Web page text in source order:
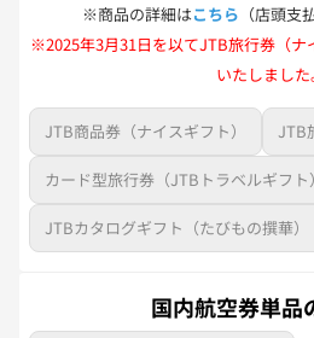
※商品の詳細はこちら （店頭支
※2025年3月31日を以てJTB旅行券（ナ
いたしました
JTB商品券（ナイスギフト） JTB
カード型旅行券（JTBトラベルギフト）
JTBカタログギフト（たびもの撰華）
国内航空券単品